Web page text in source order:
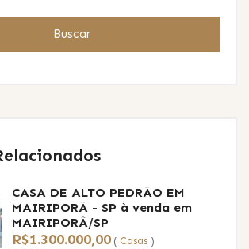
Buscar
CASA DE ALTO PEDRÃO EM
MAIRIPORÃ - SP à venda em
MAIRIPORÂ/SP
R$1.300.000,00 ( Casas )